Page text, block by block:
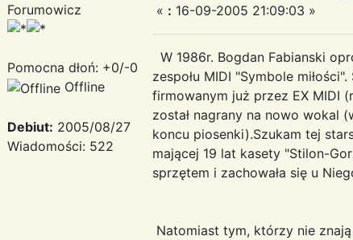
Forumowicz
Pomocna dłoń: +0/-0
Offline
Debiut: 2005/08/27
Wiadomości: 522
« : 16-09-2005 21:09:03 »
W 1986r. Bogdan Fabianski
zespołu MIDI "Symbole
firmowanym już przez EX MIDI
został nagrany na nowo wokal
koncu piosenki).Szukam tej
mającej 19 lat kasety "Stilon-
sprzętem i zachowała się u
Natomiast tym, którzy nie